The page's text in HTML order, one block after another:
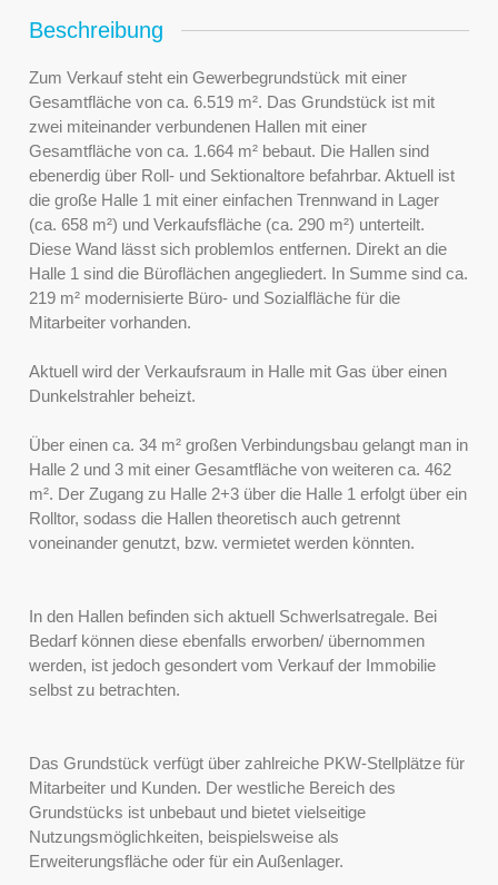
Beschreibung
Zum Verkauf steht ein Gewerbegrundstück mit einer
Gesamtfläche von ca. 6.519 m². Das Grundstück ist mit
zwei miteinander verbundenen Hallen mit einer
Gesamtfläche von ca. 1.664 m² bebaut. Die Hallen sind
ebenerdig über Roll- und Sektionaltore befahrbar. Aktuell ist
die große Halle 1 mit einer einfachen Trennwand in Lager
(ca. 658 m²) und Verkaufsfläche (ca. 290 m²) unterteilt.
Diese Wand lässt sich problemlos entfernen. Direkt an die
Halle 1 sind die Büroflächen angegliedert. In Summe sind ca.
219 m² modernisierte Büro- und Sozialfläche für die
Mitarbeiter vorhanden.
Aktuell wird der Verkaufsraum in Halle mit Gas über einen
Dunkelstrahler beheizt.
Über einen ca. 34 m² großen Verbindungsbau gelangt man in
Halle 2 und 3 mit einer Gesamtfläche von weiteren ca. 462
m². Der Zugang zu Halle 2+3 über die Halle 1 erfolgt über ein
Rolltor, sodass die Hallen theoretisch auch getrennt
voneinander genutzt, bzw. vermietet werden könnten.
In den Hallen befinden sich aktuell Schwerlsatregale. Bei
Bedarf können diese ebenfalls erworben/ übernommen
werden, ist jedoch gesondert vom Verkauf der Immobilie
selbst zu betrachten.
Das Grundstück verfügt über zahlreiche PKW-Stellplätze für
Mitarbeiter und Kunden. Der westliche Bereich des
Grundstücks ist unbebaut und bietet vielseitige
Nutzungsmöglichkeiten, beispielsweise als
Erweiterungsfläche oder für ein Außenlager.